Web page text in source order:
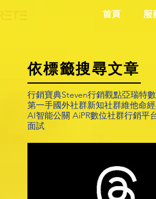
首頁 服
依標籤搜尋文章
行銷寶典Steven行銷觀點亞瑞特
第一手國外社群新知社群維他命
AI智能公關 AiPR數位社群行銷平
面試